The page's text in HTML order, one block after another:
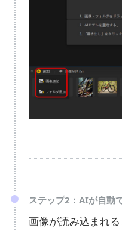
ステップ2：AIが自動
画像が読み込まれ